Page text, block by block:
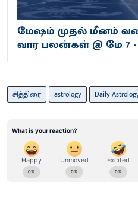
மேஷம் முதல் மீனம்
வார பலன்கள் @ மே 7 -
சித்திரை astrology Daily